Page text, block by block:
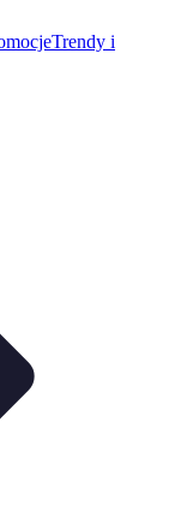
Trendy i